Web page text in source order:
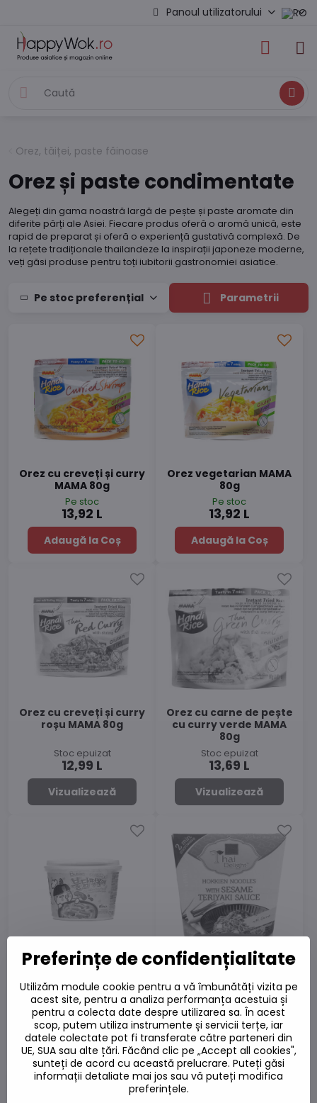
Panoul utilizatorului
Caută
Orez, tăiței, paste făinoase
Orez și paste condimentate
Alegeți din gama noastră largă de pește și paste aromate din
diferite părți ale Asiei. Fiecare produs oferă o aromă unică, este
rapid de preparat și oferă o experiență gustativă complexă. De
la rețete tradiționale thailandeze la inspirații japoneze moderne,
veți găsi produse pentru toți iubitorii gastronomiei asiatice.
Pe stoc preferențial Parametrii
Orez cu creveți și curry
MAMA 80g
Pe stoc
13,92 L
Adaugă la Coș
Orez vegetarian MAMA
80g
Pe stoc
13,92 L
Adaugă la Coș
Orez cu creveți și curry
roșu MAMA 80g
Stoc epuizat
12,99 L
Vizualizează
Orez cu carne de pește
cu curry verde MAMA
80g
Stoc epuizat
13,69 L
Vizualizează
Topokki Pui Carbo
Stoc epuizat
23,76 L
Vizualizează
Tăiței Hokkien cu sos
TD
Stoc epuizat
17,12 L
Vizualizează
Preferințe de confidențialitate
Utilizăm module cookie pentru a vă îmbunătăți vizita pe
acest site, pentru a analiza performanța acestuia și
pentru a colecta date despre utilizarea sa. În acest
scop, putem utiliza instrumente și servicii terțe, iar
datele colectate pot fi transferate către parteneri din
UE, SUA sau alte țări. Făcând clic pe „Accept all cookies",
sunteți de acord cu această prelucrare. Puteți găsi
informații detaliate mai jos sau vă puteți modifica
preferințele.